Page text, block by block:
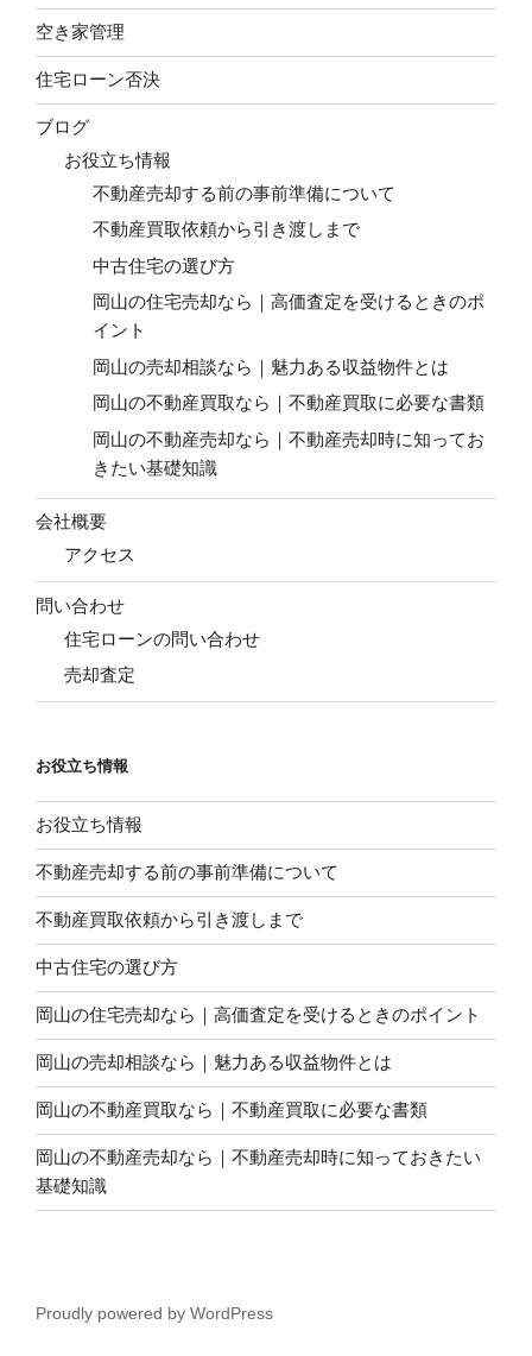
空き家管理
住宅ローン否決
ブログ
お役立ち情報
不動産売却する前の事前準備について
不動産買取依頼から引き渡しまで
中古住宅の選び方
岡山の住宅売却なら｜高価査定を受けるときのポ
イント
岡山の売却相談なら｜魅力ある収益物件とは
岡山の不動産買取なら｜不動産買取に必要な書類
岡山の不動産売却なら｜不動産売却時に知ってお
きたい基礎知識
会社概要
アクセス
問い合わせ
住宅ローンの問い合わせ
売却査定
お役立ち情報
お役立ち情報
不動産売却する前の事前準備について
不動産買取依頼から引き渡しまで
中古住宅の選び方
岡山の住宅売却なら｜高価査定を受けるときのポイント
岡山の売却相談なら｜魅力ある収益物件とは
岡山の不動産買取なら｜不動産買取に必要な書類
岡山の不動産売却なら｜不動産売却時に知っておきたい
基礎知識
Proudly powered by WordPress